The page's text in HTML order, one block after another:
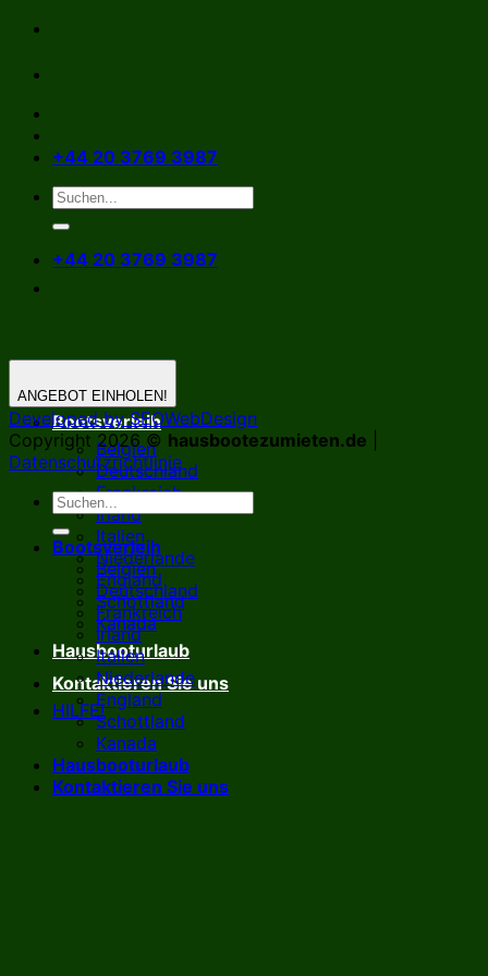
Zum
springen
+44 20 3769 3987
+44 20 3769 3987
Bootsverleih
Belgien
Deutschland
Frankreich
Irland
Italien
Niederlande
England
Schottland
Kanada
Hausbooturlaub
Kontaktieren Sie uns
HILFE!
ANGEBOT EINHOLEN!
Developed by SEOWebDesign
Copyright 2026 © hausbootezumieten.de
Datenschutzrichtlinie
Bootsverleih
Belgien
Deutschland
Frankreich
Irland
Italien
Niederlande
England
Schottland
Kanada
Hausbooturlaub
Kontaktieren Sie uns